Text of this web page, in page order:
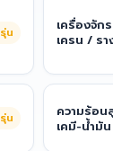
รุ่น
เครื่องจัก
เครน / ร
รุ่น
ความร้อน
เคมี-น้ำมัน